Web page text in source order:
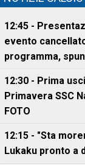
12:45 -
evento
programma,
12:30 - Prima
Primavera SSC
FOTO
12:15 - "Sta
Lukaku pronto a